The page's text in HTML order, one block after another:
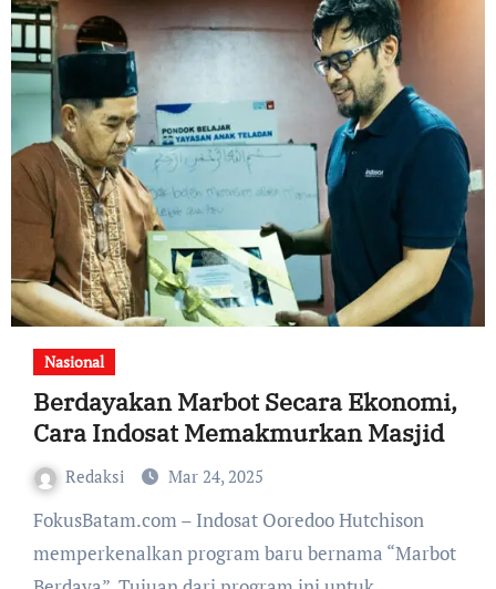
Nasional
Berdayakan Marbot Secara Ekonomi,
Cara Indosat Memakmurkan Masjid
Redaksi Mar 24, 2025
FokusBatam.com – Indosat Ooredoo Hutchison
memperkenalkan program baru bernama “Marbot